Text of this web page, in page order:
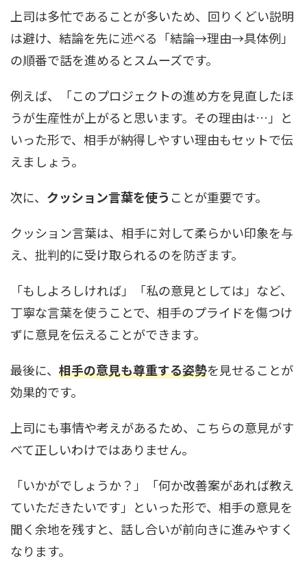
上司は多忙であることが多いため、回りくどい説明
は避け、結論を先に述べる「結論→理由→具体例」
の順番で話を進めるとスムーズです。
例えば、「このプロジェクトの進め方を見直したほ
うが生産性が上がると思います。その理由は…」と
いった形で、相手が納得しやすい理由もセットで伝
えましょう。
次に、 クッション言葉を使う ことが重要です。
クッション言葉は、相手に対して柔らかい印象を与
え、批判的に受け取られるのを防ぎます。
「もしよろしければ」「私の意見としては」など、
丁寧な言葉を使うことで、相手のプライドを傷つけ
ずに意見を伝えることができます。
最後に、 相手の意見も尊重する姿勢を見せることが
効果的です。
上司にも事情や考えがあるため、こちらの意見がす
べて正しいわけではありません。
「いかがでしょうか？」「何か改善案があれば教え
ていただきたいです」といった形で、相手の意見を
聞く余地を残すと、話し合いが前向きに進みやすく
なります。